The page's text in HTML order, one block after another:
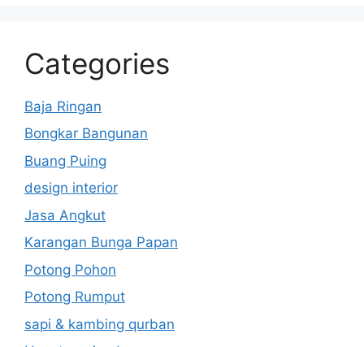
Categories
Baja Ringan
Bongkar Bangunan
Buang Puing
design interior
Jasa Angkut
Karangan Bunga Papan
Potong Pohon
Potong Rumput
sapi & kambing qurban